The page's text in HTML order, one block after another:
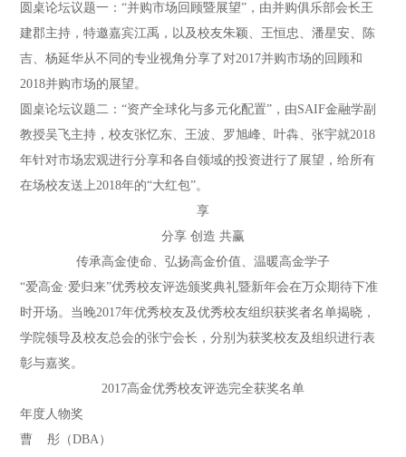
圆桌论坛议题一：“并购市场回顾暨展望”，由并购俱乐部会长王
建郡主持，特邀嘉宾江禹，以及校友朱颖、王恒忠、潘星安、陈
吉、杨延华从不同的专业视角分享了对2017并购市场的回顾和
2018并购市场的展望。
圆桌论坛议题二：“资产全球化与多元化配置”，由SAIF金融学副
教授吴飞主持，校友张忆东、王波、罗旭峰、叶犇、张宇就2018
年针对市场宏观进行分享和各自领域的投资进行了展望，给所有
在场校友送上2018年的“大红包”。
享
分享 创造 共赢
传承高金使命、弘扬高金价值、温暖高金学子
“爱高金·爱归来”优秀校友评选颁奖典礼暨新年会在万众期待下准
时开场。当晚2017年优秀校友及优秀校友组织获奖者名单揭晓，
学院领导及校友总会的张宁会长，分别为获奖校友及组织进行表
彰与嘉奖。
2017高金优秀校友评选完全获奖名单
年度人物奖
曹 彤（DBA）